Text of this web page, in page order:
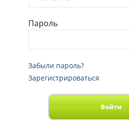
Пароль
Забыли пароль?
Зарегистрироваться
Войти